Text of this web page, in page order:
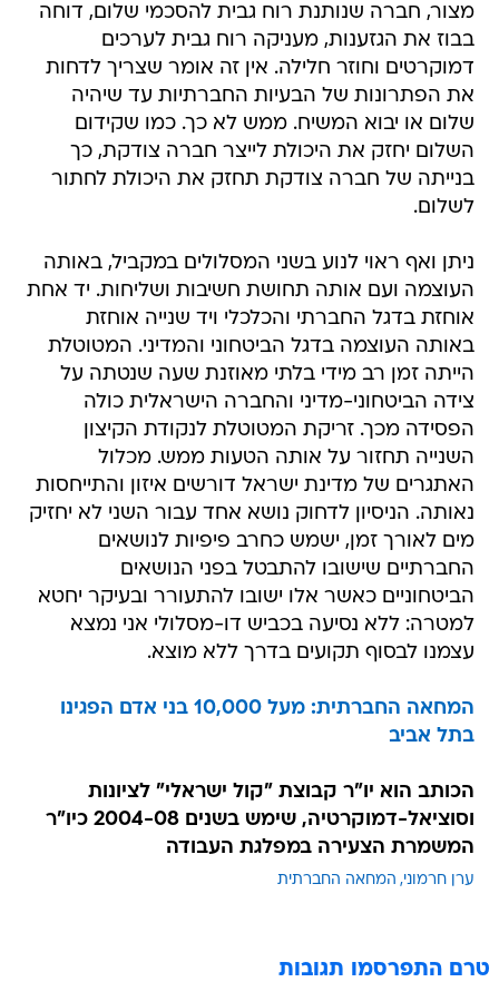
מצור, חברה שנותנת רוח גבית להסכמי שלום, דוחה
בבוז את הגזענות, מעניקה רוח גבית לערכים
דמוקרטים וחוזר חלילה. אין זה אומר שצריך לדחות
את הפתרונות של הבעיות החברתיות עד שיהיה
שלום או יבוא המשיח. ממש לא כך. כמו שקידום
השלום יחזק את היכולת לייצר חברה צודקת, כך
בנייתה של חברה צודקת תחזק את היכולת לחתור
לשלום.
ניתן ואף ראוי לנוע בשני המסלולים במקביל, באותה
העוצמה ועם אותה תחושת חשיבות ושליחות. יד אחת
אוחזת בדגל החברתי והכלכלי ויד שנייה אוחזת
באותה העוצמה בדגל הביטחוני והמדיני. המטוטלת
הייתה זמן רב מידי בלתי מאוזנת שעה שנטתה על
צידה הביטחוני-מדיני והחברה הישראלית כולה
הפסידה מכך. זריקת המטוטלת לנקודת הקיצון
השנייה תחזור על אותה הטעות ממש. מכלול
האתגרים של מדינת ישראל דורשים איזון והתייחסות
נאותה. הניסיון לדחוק נושא אחד עבור השני לא יחזיק
מים לאורך זמן, ישמש כחרב פיפיות לנושאים
החברתיים שישובו להתבטל בפני הנושאים
הביטחוניים כאשר אלו ישובו להתעורר ובעיקר יחטא
למטרה: ללא נסיעה בכביש דו-מסלולי אני נמצא
עצמנו לבסוף תקועים בדרך ללא מוצא.
המחאה החברתית: מעל 10,000 בני אדם הפגינו
בתל אביב
הכותב הוא יו"ר קבוצת "קול ישראלי" לציונות
וסוציאל-דמוקרטיה, שימש בשנים 2004-08 כיו"ר
המשמרת הצעירה במפלגת העבודה
ערן חרמוני המחאה החברתית
טרם התפרסמו תגובות